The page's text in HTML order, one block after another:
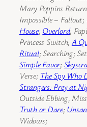
Mary Poppins
Impossible – Fallout;
House; Overlord;
Princess Switch; A
Ritual; Searching;
Simple Favor;
Verse; The Spy Who
Strangers: Prey at
Outside Ebbing,
Truth or Dare;
Widows;